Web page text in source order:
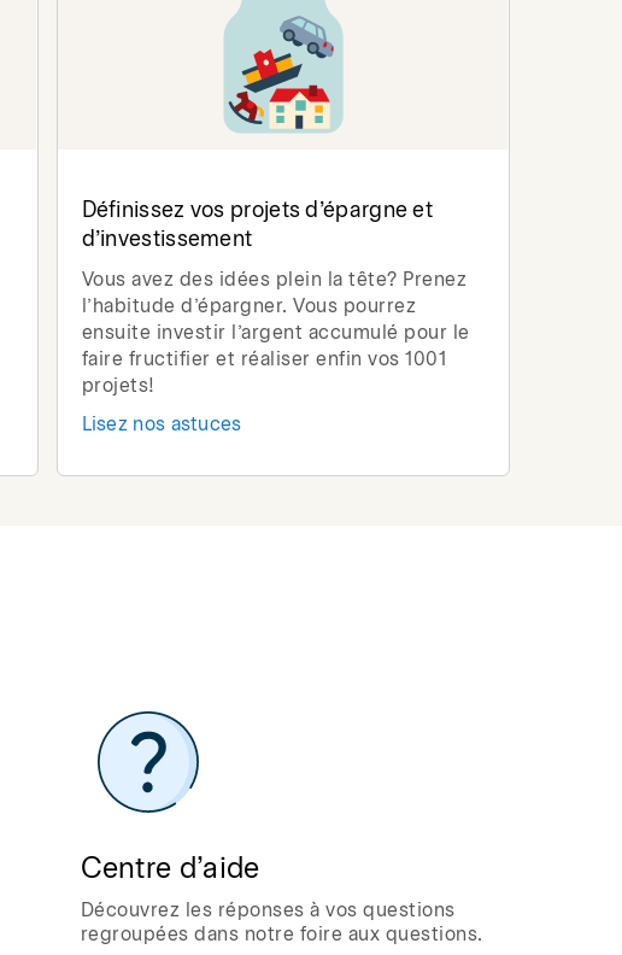
Définissez vos projets d’épargne et
d’investissement
Vous avez des idées plein la tête? Prenez
l’habitude d’épargner. Vous pourrez
ensuite investir l’argent accumulé pour le
faire fructifier et réaliser enfin vos 1001
projets!
Lisez nos astuces
Centre d’aide
Découvrez les réponses à vos questions
regroupées dans notre foire aux questions.